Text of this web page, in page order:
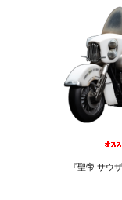
『聖帝 サウ